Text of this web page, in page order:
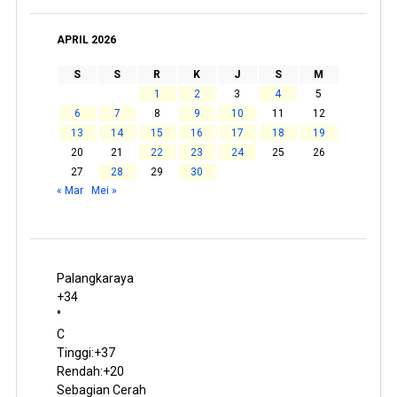
APRIL 2026
S S R K J S
M
1
2 3 4
5
6
7 8 9 10 11
12
13
14 15 16 17 18
19
20
21 22 23 24 25
26
27
28 29
30
« Mar
Mei »
Palangkaraya
+34
°
C
Tinggi:+37
Rendah:+20
Sebagian Cerah